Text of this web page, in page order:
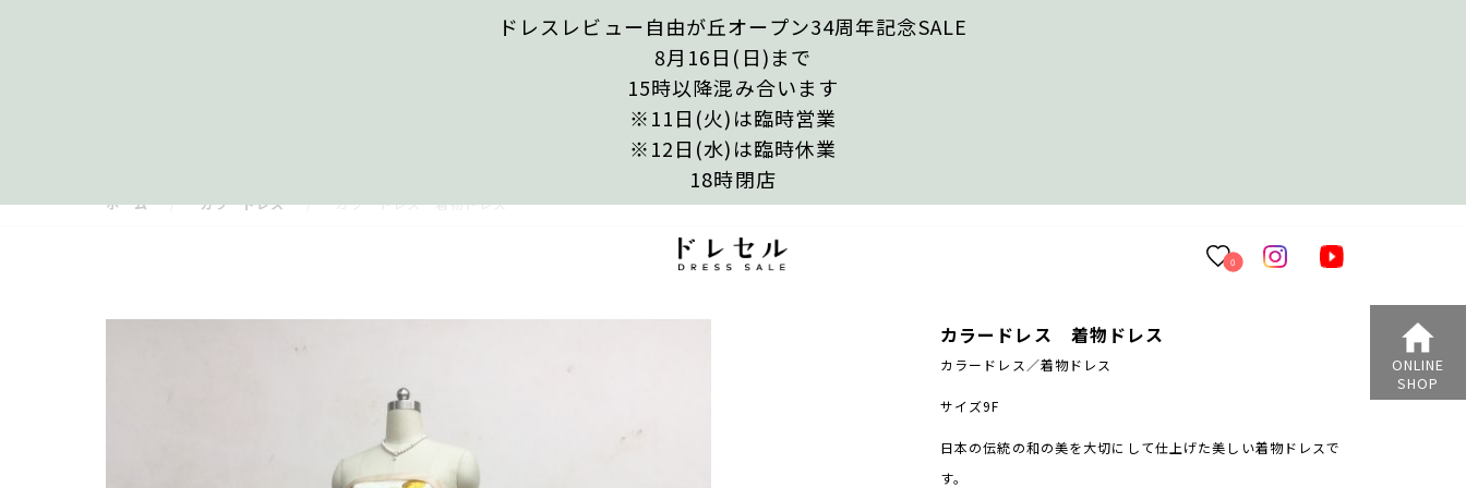
ドレスレビュー自由が丘オープン34周年記念SALE
8月16日(日)まで
15時以降混み合います
※11日(火)は臨時営業
※12日(水)は臨時休業
18時閉店
0
ホーム カラードレス カラードレス 着物ドレス
カラードレス 着物ドレス
カラードレス／着物ドレス
サイズ9F
日本の伝統の和の美を大切にして仕上げた美しい着物ドレスで
す。
ONLINE
SHOP